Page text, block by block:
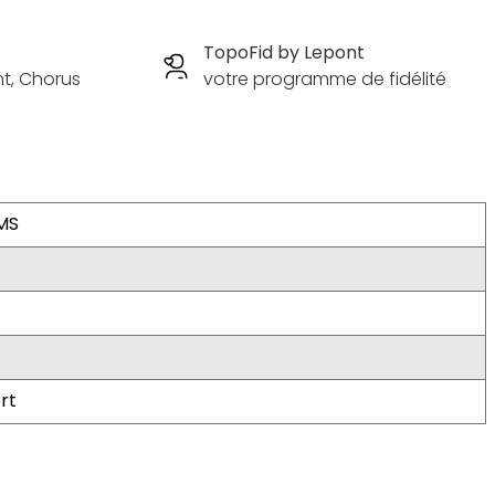
Chorus
TopoFid by Lepont
votre programme de fidélité